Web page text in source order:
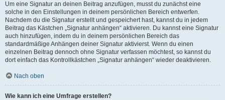
Um eine Signatur an deinen Beitrag anzufügen, musst du zunächst eine
solche in den Einstellungen in deinem persönlichen Bereich entwerfen.
Nachdem du die Signatur erstellt und gespeichert hast, kannst du in jedem
Beitrag das Kästchen „Signatur anhängen“ aktivieren. Du kannst eine Signatur
auch hinzufügen, indem du in deinem persönlichen Bereich das
standardmäßige Anhängen deiner Signatur aktivierst. Wenn du einen
einzelnen Beitrag dennoch ohne Signatur verfassen möchtest, so kannst du
dort einfach das Kontrollkästchen „Signatur anhängen“ wieder deaktivieren.
Nach oben
Wie kann ich eine Umfrage erstellen?